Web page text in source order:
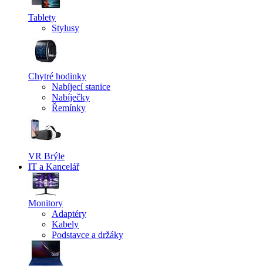
Tablety
Stylusy
Chytré hodinky
Nabíjecí stanice
Nabíječky
Řemínky
VR Brýle
IT a Kancelář
Monitory
Adaptéry
Kabely
Podstavce a držáky